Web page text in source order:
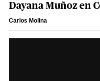
Dayana Muñoz en
Carlos Molina